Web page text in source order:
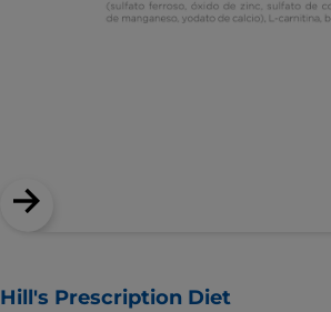
Hill's Prescription Diet